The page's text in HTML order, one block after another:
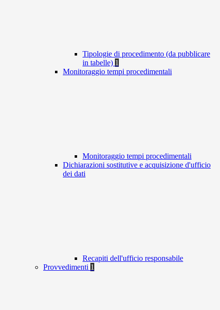
Tipologie di procedimento (da pubblicare
in tabelle) 1
Monitoraggio tempi procedimentali
Monitoraggio tempi procedimentali
Dichiarazioni sostitutive e acquisizione d'ufficio
dei dati
Recapiti dell'ufficio responsabile
Provvedimenti 1